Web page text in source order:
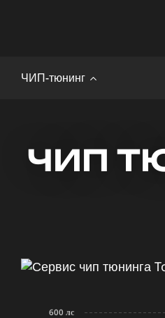
ЧИП-тюнинг
ЧИП
600 лс